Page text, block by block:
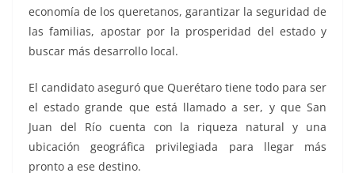
economía de los queretanos, garantizar la seguridad de
las familias, apostar por la prosperidad del estado y
buscar más desarrollo local.
El candidato aseguró que Querétaro tiene todo para ser
el estado grande que está llamado a ser, y que San
Juan del Río cuenta con la riqueza natural y una
ubicación geográfica privilegiada para llegar más
pronto a ese destino.